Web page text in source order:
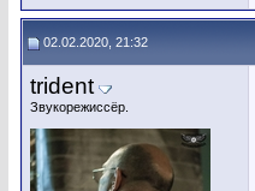
02.02.2020, 21:32
trident
Звукорежиссёр.